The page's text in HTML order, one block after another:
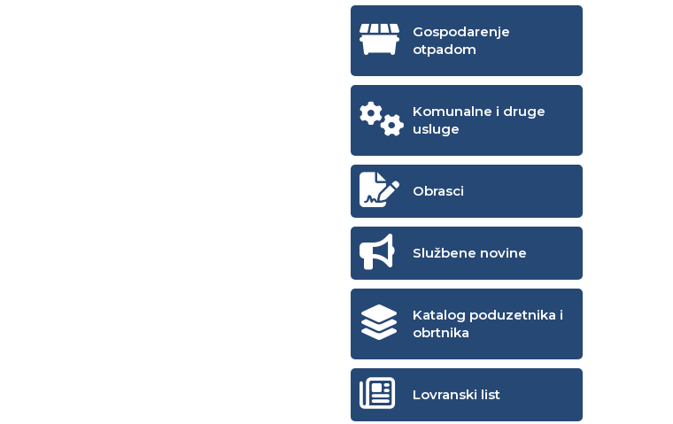
Gospodarenje
otpadom
Komunalne i druge
usluge
Obrasci
Službene novine
Katalog poduzetnika i
obrtnika
Lovranski list